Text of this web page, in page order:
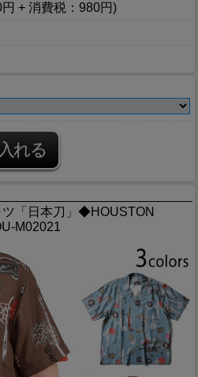
+ 消費税：980円)
ツ「日本刀」◆HOUSTON
M02021